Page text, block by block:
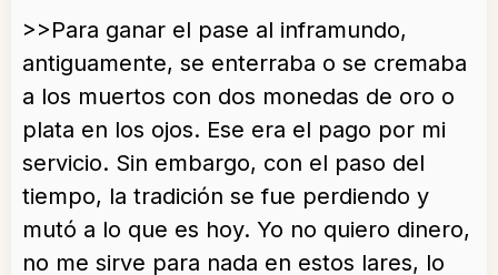
>>Para ganar el pase al inframundo,
antiguamente, se enterraba o se cremaba
a los muertos con dos monedas de oro o
plata en los ojos. Ese era el pago por mi
servicio. Sin embargo, con el paso del
tiempo, la tradición se fue perdiendo y
mutó a lo que es hoy. Yo no quiero dinero,
no me sirve para nada en estos lares, lo